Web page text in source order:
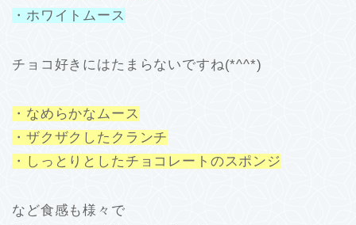
・ホワイトムース
チョコ好きにはたまらないですね(*^^*)
・なめらかなムース
・ザクザクしたクランチ
・しっとりとしたチョコレートのスポンジ
など食感も様々で